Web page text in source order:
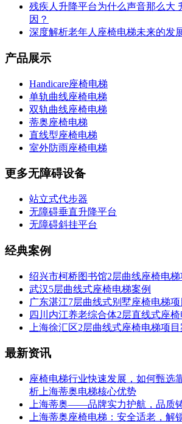
残疾人升降平台为什么声音那么大
因？
深度解析老年人座椅电梯未来的发
产品展示
Handicare座椅电梯
单轨曲线座椅电梯
双轨曲线座椅电梯
蒂奥座椅电梯
直线型座椅电梯
室外防雨座椅电梯
更多无障碍设备
站立式代步器
无障碍垂直升降平台
无障碍斜挂平台
经典案例
绍兴市柯桥图书馆2层曲线座椅电梯
武汉5层曲线式座椅电梯案例
广东湛江7层曲线式别墅座椅电梯项
四川内江养老综合体2层直线式座椅
上海徐汇区2层曲线式座椅电梯项目
最新资讯
座椅电梯行业快速发展，如何甄选
析上海蒂奥电梯核心优势
上海蒂奥——品牌实力护航，品质
上海蒂奥座椅电梯：安全适老，解